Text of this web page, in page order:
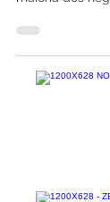
maioria dos